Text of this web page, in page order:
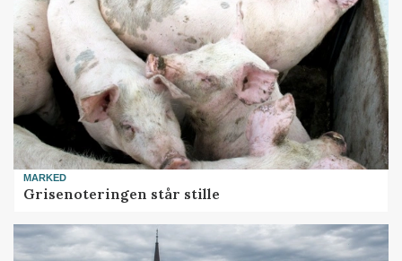
MARKED
Grisenoteringen står stille